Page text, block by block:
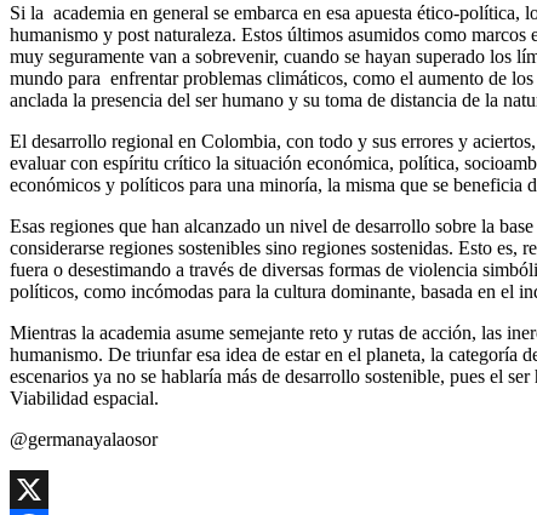
Si la academia en general se embarca en esa apuesta ético-
humanismo y post naturaleza. Estos últimos asumidos como
muy seguramente van a sobrevenir, cuando se hayan superado los
mundo para enfrentar problemas climáticos, como el aumento de
anclada la presencia del ser humano y su toma de distancia de la
El desarrollo regional en Colombia, con todo y sus errores y
evaluar con espíritu crítico la situación económica, política,
económicos y políticos para una minoría, la misma que se beneficia
Esas regiones que han alcanzado un nivel de desarrollo sobre la
considerarse regiones sostenibles sino regiones sostenidas. Esto
fuera o desestimando a través de diversas formas de violencia
políticos, como incómodas para la cultura dominante, basada en el
Mientras la academia asume semejante reto y rutas de acción, las
humanismo. De triunfar esa idea de estar en el planeta, la categoría
escenarios ya no se hablaría más de desarrollo sostenible, pues el
Viabilidad espacial.
@germanayalaosor